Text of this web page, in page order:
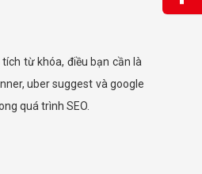
từ khóa, điều bạn cần là
uber suggest và google
quá trình SEO.